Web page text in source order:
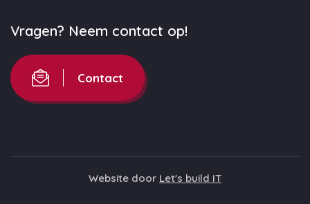
Vragen? Neem contact op!
Contact
Website door Let's build IT